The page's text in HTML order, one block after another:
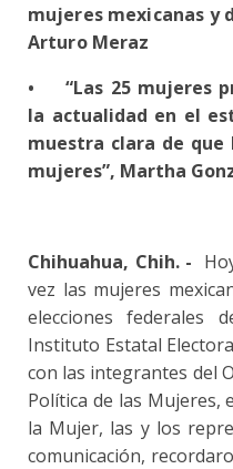
mujeres mexicanas y
Arturo Meraz
•
“Las 25 mujeres
la actualidad en el
muestra clara de que
mujeres”, Martha
Chihuahua, Chih. -
vez las mujeres
elecciones
Instituto Estatal
con las integrantes del
Política de las Mujeres,
la Mujer, las y los
comunicación,